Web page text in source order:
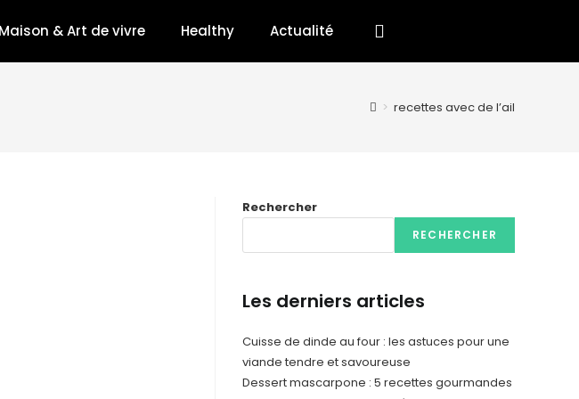
Maison & Art de vivre Healthy Actualité
> recettes avec de l’ail
Rechercher
RECHERCHER
Les derniers articles
Cuisse de dinde au four : les astuces pour une
viande tendre et savoureuse
Dessert mascarpone : 5 recettes gourmandes